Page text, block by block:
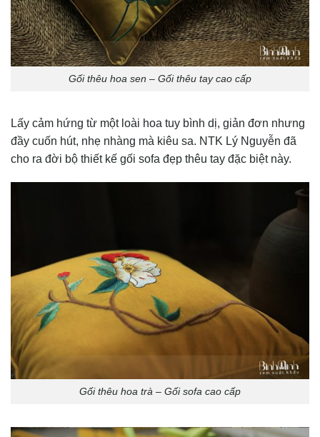
Gối thêu hoa sen – Gối thêu tay cao cấp
Lấy cảm hứng từ một loài hoa tuy bình dị, giản đơn nhưng
đầy cuốn hút, nhẹ nhàng mà kiêu sa. NTK Lý Nguyễn đã
cho ra đời bộ thiết kế gối sofa đẹp thêu tay đặc biệt này.
Gối thêu hoa trà – Gối sofa cao cấp